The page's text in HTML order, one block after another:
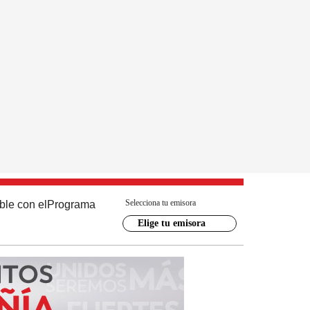
con el Programa Selecciona tu emisora
Elige tu emisora